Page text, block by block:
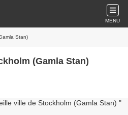
MENU
Stan)
(Gamla Stan)